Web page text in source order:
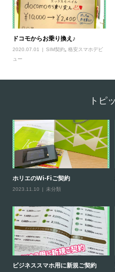
ドコモからお乗り換え♪
2020.07.01 SIM契約, 格安スマホデビ
ュー
トピ
ホリエのWi-Fiご契約
2023.11.10 未分類
ビジネススマホ用に新規ご契約